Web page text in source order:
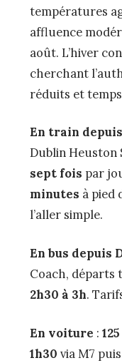
températures
affluence
août. L’hiver
cherchant
réduits et
En train
Dublin Heuston
sept fois par
minutes à pied
l’aller simple.
En bus depuis
Coach, départs
2h30 à 3h.
En voiture :
1h30 via M7